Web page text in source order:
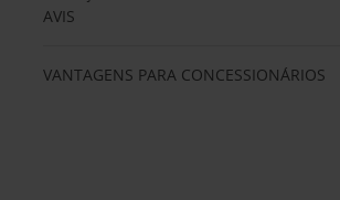
AVIS
VANTAGENS PARA CONCESSIONÁRIOS